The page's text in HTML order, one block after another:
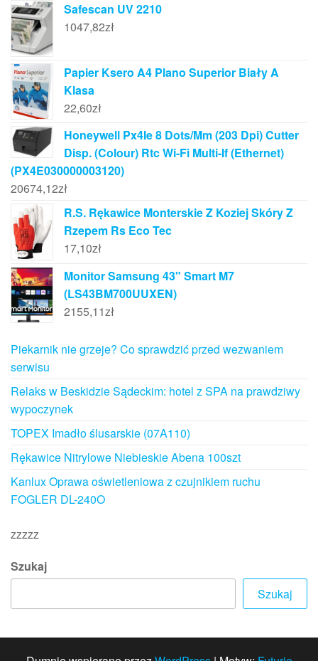
Safescan UV 2210
1047,82zł
Papier Ksero A4 Plano Superior Biały A
Klasa
22,60zł
Honeywell Px4Ie 8 Dots/Mm (203 Dpi) Cutter
Disp. (Colour) Rtc Wi-Fi Multi-If (Ethernet)
(PX4E030000003120)
20674,12zł
R.S. Rękawice Monterskie Z Koziej Skóry Z
Rzepem Rs Eco Tec
17,10zł
Monitor Samsung 43" Smart M7
(LS43BM700UUXEN)
2155,11zł
Piekarnik nie grzeje? Co sprawdzić przed wezwaniem
serwisu
Relaks w Beskidzie Sądeckim: hotel z SPA na prawdziwy
wypoczynek
TOPEX Imadło ślusarskie (07A110)
Rękawice Nitrylowe Niebieskie Abena 100szt
Kanlux Oprawa oświetleniowa z czujnikiem ruchu
FOGLER DL-240O
zzzzz
Szukaj
Szukaj